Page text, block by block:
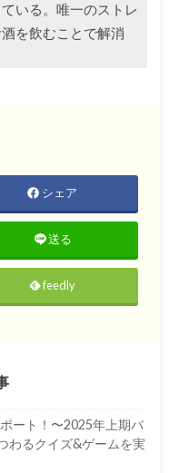
いる。唯一のストレ
を飲むことで解消
シェア
送る
feedly
ート！〜2025年上期バ
わるクイズ&ゲームを実